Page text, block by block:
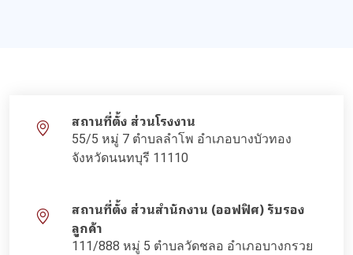
สถานที่ตั้ง ส่วนโรงงาน
55/5 หมู่ 7 ตำบลลำโพ อำเภอบางบัวทอง
จังหวัดนนทบุรี 11110
สถานที่ตั้ง ส่วนสำนักงาน (ออฟฟิศ) รับรอง
ลูกค้า
111/888 หมู่ 5 ตำบลวัดชลอ อำเภอบางกรวย